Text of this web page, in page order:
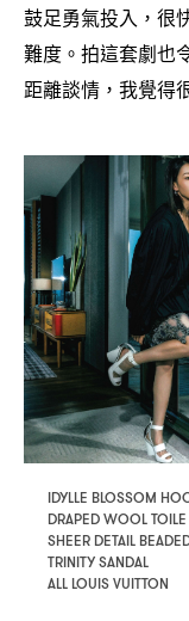
鼓足勇氣投入 ， 很
難度。拍這套劇也
距離談情 ， 我覺得
IDYLLE BLOSSOM
DRAPED WOOL
SHEER DETAIL
TRINITY SANDAL
ALL LOUIS VUITTON